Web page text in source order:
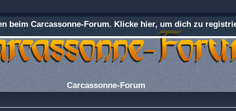
beim Carcassonne-Forum. Klicke hier, um dich zu
Carcassonne-Forum